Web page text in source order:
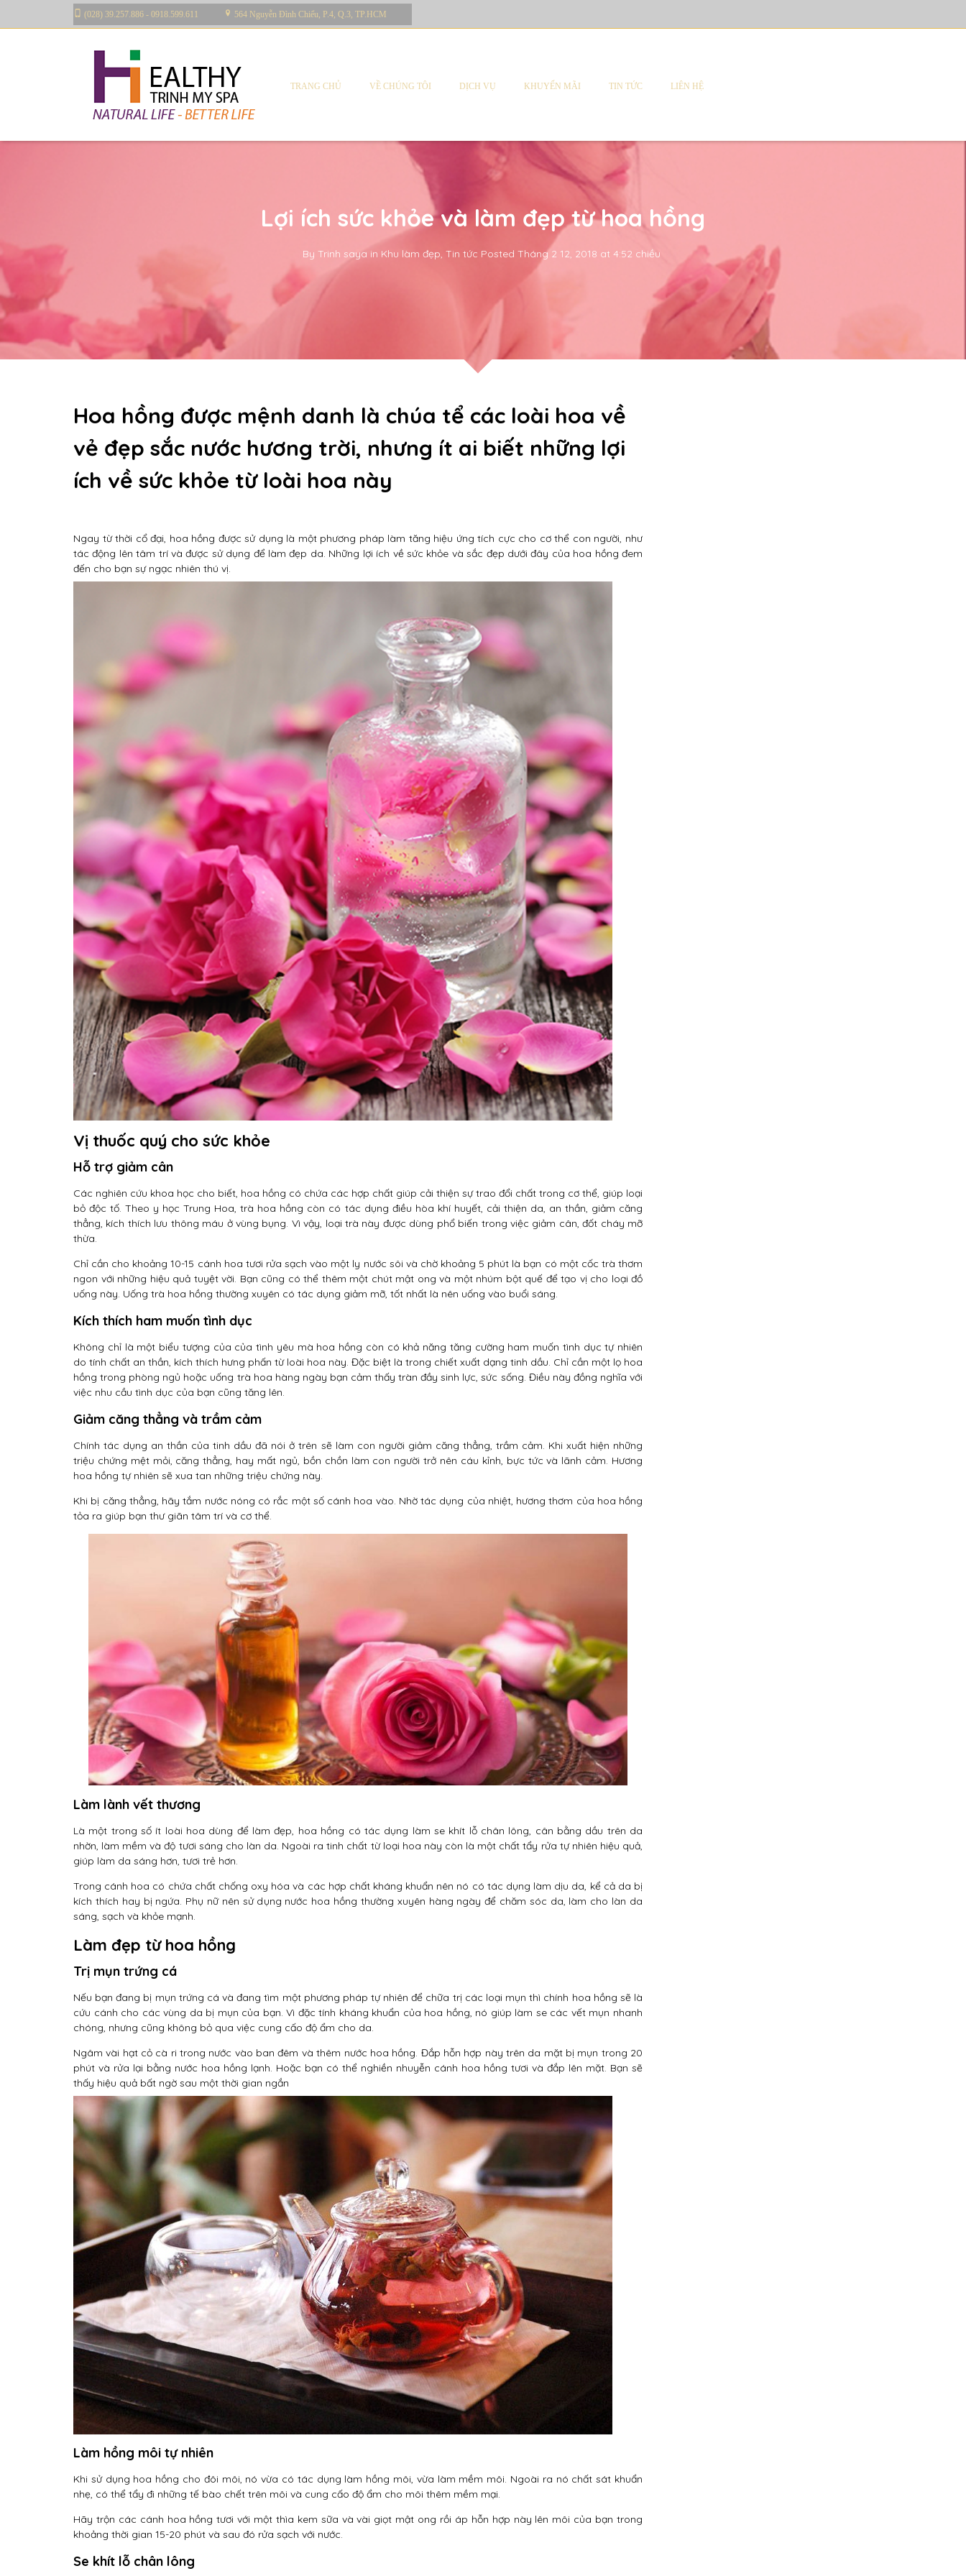
(028) 39.257.886 - 0918.599.611 564 Nguyễn Đình Chiểu, P.4, Q.3, TP.HCM
TRANG CHỦ VỀ CHÚNG TÔI DỊCH VỤ KHUYẾN MÃI TIN TỨC LIÊN HỆ
Lợi ích sức khỏe và làm đẹp từ hoa hồng
By Trinh saya in Khu làm đẹp Tin tức Posted Tháng 2 12, 2018 at 4:52 chiều
Hoa hồng được mệnh danh là chúa tể các loài hoa về
vẻ đẹp sắc nước hương trời, nhưng ít ai biết những lợi
ích về sức khỏe từ loài hoa này
Ngay từ thời cổ đại, hoa hồng được sử dụng là một phương pháp làm tăng hiệu ứng tích cực cho cơ thể con người, như
tác động lên tâm trí và được sử dụng để làm đẹp da. Những lợi ích về sức khỏe và sắc đẹp dưới đây của hoa hồng đem
đến cho bạn sự ngạc nhiên thú vị.
Vị thuốc quý cho sức khỏe
Hỗ trợ giảm cân
Các nghiên cứu khoa học cho biết, hoa hồng có chứa các hợp chất giúp cải thiện sự trao đổi chất trong cơ thể, giúp loại
bỏ độc tố. Theo y học Trung Hoa, trà hoa hồng còn có tác dụng điều hòa khí huyết, cải thiện da, an thần, giảm căng
thẳng, kích thích lưu thông máu ở vùng bụng. Vì vậy, loại trà này được dùng phổ biến trong việc giảm cân, đốt cháy mỡ
thừa.
Chỉ cần cho khoảng 10-15 cánh hoa tươi rửa sạch vào một ly nước sôi và chờ khoảng 5 phút là bạn có một cốc trà thơm
ngon với những hiệu quả tuyệt vời. Bạn cũng có thể thêm một chút mật ong và một nhúm bột quế để tạo vị cho loại đồ
uống này. Uống trà hoa hồng thường xuyên có tác dụng giảm mỡ, tốt nhất là nên uống vào buổi sáng.
Kích thích ham muốn tình dục
Không chỉ là một biểu tượng của của tình yêu mà hoa hồng còn có khả năng tăng cường ham muốn tình dục tự nhiên
do tính chất an thần, kích thích hưng phấn từ loài hoa này. Đặc biệt là trong chiết xuất dạng tinh dầu. Chỉ cần một lọ hoa
hồng trong phòng ngủ hoặc uống trà hoa hàng ngày bạn cảm thấy tràn đầy sinh lực, sức sống. Điều này đồng nghĩa với
việc nhu cầu tình dục của bạn cũng tăng lên.
Giảm căng thẳng và trầm cảm
Chính tác dụng an thần của tinh dầu đã nói ở trên sẽ làm con người giảm căng thẳng, trầm cảm. Khi xuất hiện những
triệu chứng mệt mỏi, căng thẳng, hay mất ngủ, bồn chồn làm con người trở nên cáu kỉnh, bực tức và lãnh cảm. Hương
hoa hồng tự nhiên sẽ xua tan những triệu chứng này.
Khi bị căng thẳng, hãy tắm nước nóng có rắc một số cánh hoa vào. Nhờ tác dụng của nhiệt, hương thơm của hoa hồng
tỏa ra giúp bạn thư giãn tâm trí và cơ thể.
Làm lành vết thương
Là một trong số ít loài hoa dùng để làm đẹp, hoa hồng có tác dụng làm se khít lỗ chân lông, cân bằng dầu trên da
nhờn, làm mềm và độ tươi sáng cho làn da. Ngoài ra tinh chất từ loại hoa này còn là một chất tẩy rửa tự nhiên hiệu quả,
giúp làm da sáng hơn, tươi trẻ hơn.
Trong cánh hoa có chứa chất chống oxy hóa và các hợp chất kháng khuẩn nên nó có tác dụng làm dịu da, kể cả da bị
kích thích hay bị ngứa. Phụ nữ nên sử dụng nước hoa hồng thường xuyên hàng ngày để chăm sóc da, làm cho làn da
sáng, sạch và khỏe mạnh.
Làm đẹp từ hoa hồng
Trị mụn trứng cá
Nếu bạn đang bị mụn trứng cá và đang tìm một phương pháp tự nhiên để chữa trị các loại mụn thì chính hoa hồng sẽ là
cứu cánh cho các vùng da bị mụn của bạn. Vì đặc tính kháng khuẩn của hoa hồng, nó giúp làm se các vết mụn nhanh
chóng, nhưng cũng không bỏ qua việc cung cấo độ ẩm cho da.
Ngâm vài hạt cỏ cà ri trong nước vào ban đêm và thêm nước hoa hồng. Đắp hỗn hợp này trên da mặt bị mụn trong 20
phút và rửa lại bằng nước hoa hồng lạnh. Hoặc bạn có thể nghiền nhuyễn cánh hoa hồng tươi và đắp lên mặt. Bạn sẽ
thấy hiệu quả bất ngờ sau một thời gian ngắn
Làm hồng môi tự nhiên
Khi sử dụng hoa hồng cho đôi môi, nó vừa có tác dụng làm hồng môi, vừa làm mềm môi. Ngoài ra nó chất sát khuẩn
nhẹ, có thể tẩy đi những tế bào chết trên môi và cung cấo độ ẩm cho môi thêm mềm mại.
Hãy trộn các cánh hoa hồng tươi với một thìa kem sữa và vài giọt mật ong rồi áp hỗn hợp này lên môi của bạn trong
khoảng thời gian 15-20 phút và sau đó rửa sạch với nước.
Se khít lỗ chân lông